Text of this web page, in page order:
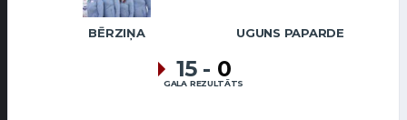
BĒRZIŅA UGUNS PAPARDE
15 - 0
GALA REZULTĀTS